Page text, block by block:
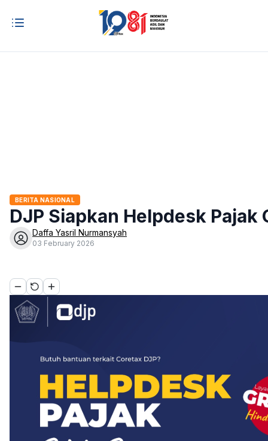
BERITA NASIONAL
DJP Siapkan Helpdesk
Daffa Yasril Nurmansyah
03 February 2026